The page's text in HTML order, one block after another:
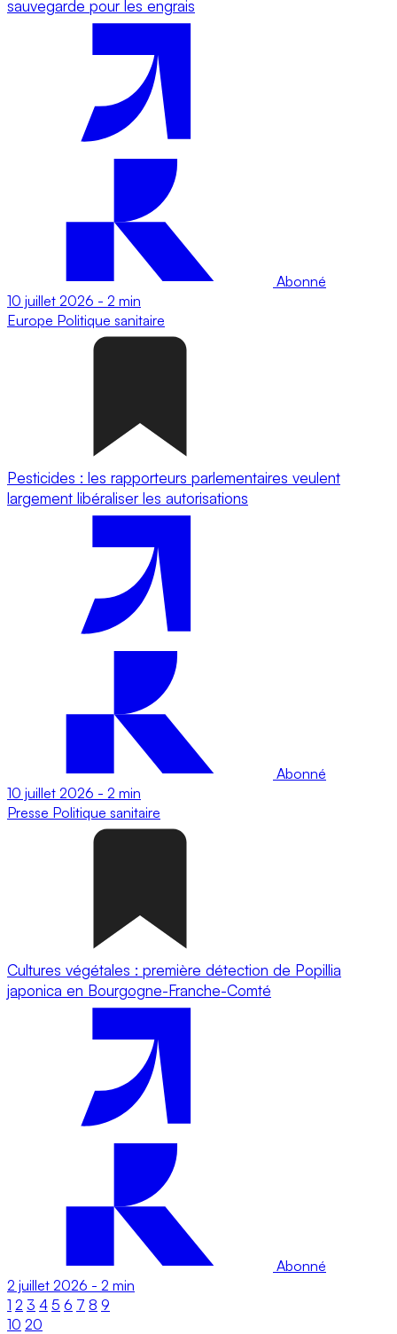
sauvegarde pour les engrais
Abonné
10 juillet 2026 - 2 min
Europe Politique sanitaire
Pesticides : les rapporteurs parlementaires veulent
largement libéraliser les autorisations
Abonné
10 juillet 2026 - 2 min
Presse Politique sanitaire
Cultures végétales : première détection de Popillia
japonica en Bourgogne-Franche-Comté
Abonné
2 juillet 2026 - 2 min
1 2 3 4 5 6 7 8 9
10 20